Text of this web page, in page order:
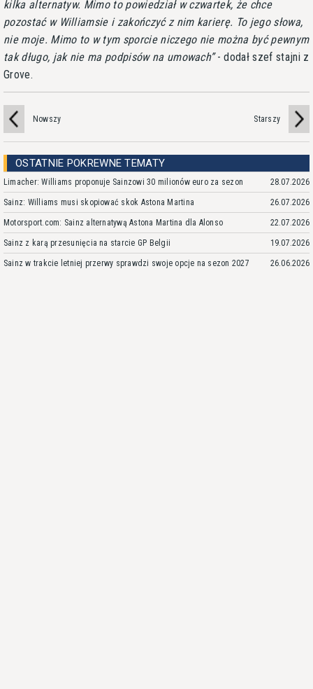
kilka alternatyw. Mimo to powiedział w czwartek, że chce
pozostać w Williamsie i zakończyć z nim karierę. To jego słowa,
nie moje. Mimo to w tym sporcie niczego nie można być pewnym
tak długo, jak nie ma podpisów na umowach - dodał szef stajni z
Grove.
Nowszy Starszy
OSTATNIE POKREWNE TEMATY
Limacher: Williams proponuje Sainzowi 30 milionów euro za sezon 28.07.2026
Sainz: Williams musi skopiować skok Astona Martina 26.07.2026
Motorsport.com: Sainz alternatywą Astona Martina dla Alonso 22.07.2026
Sainz z karą przesunięcia na starcie GP Belgii 19.07.2026
Sainz w trakcie letniej przerwy sprawdzi swoje opcje na sezon 2027 26.06.2026